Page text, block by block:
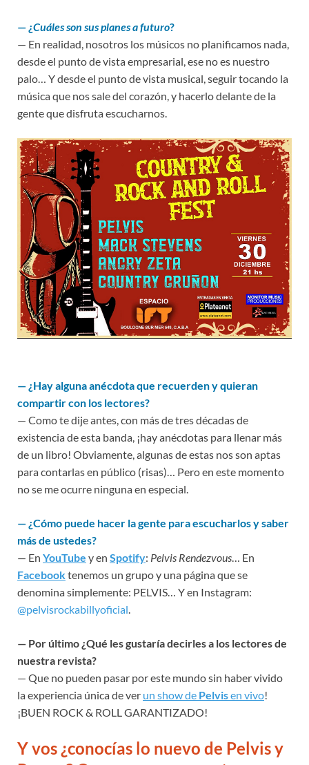
— ¿Cuáles son sus planes a futuro?
— En realidad, nosotros los músicos no planificamos nada,
desde el punto de vista empresarial, ese no es nuestro
palo… Y desde el punto de vista musical, seguir tocando la
música que nos sale del corazón, y hacerlo delante de la
gente que disfruta escucharnos.
— ¿Hay alguna anécdota que recuerden y quieran
compartir con los lectores?
— Como te dije antes, con más de tres décadas de
existencia de esta banda, ¡hay anécdotas para llenar más
de un libro! Obviamente, algunas de estas nos son aptas
para contarlas en público (risas)… Pero en este momento
no se me ocurre ninguna en especial.
— ¿Cómo puede hacer la gente para escucharlos y saber
más de ustedes?
— En YouTube y en Spotify: Pelvis Rendezvous… En
Facebooktenemos un grupo y una página que se
denomina simplemente: PELVIS… Y en Instagram:
@pelvisrockabillyoficial.
— Por último ¿Qué les gustaría decirles a los lectores de
nuestra revista?
— Que no pueden pasar por este mundo sin haber vivido
la experiencia única de ver un show de Pelvisen vivo!
¡BUEN ROCK & ROLL GARANTIZADO!
Y vos ¿conocías lo nuevo de Pelvis y